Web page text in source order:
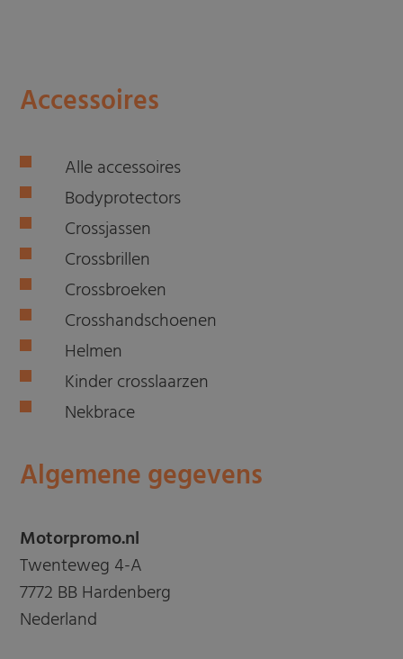
Accessoires
Alle accessoires
Bodyprotectors
Crossjassen
Crossbrillen
Crossbroeken
Crosshandschoenen
Helmen
Kinder crosslaarzen
Nekbrace
Algemene gegevens
Motorpromo.nl
Twenteweg 4-A
7772 BB Hardenberg
Nederland